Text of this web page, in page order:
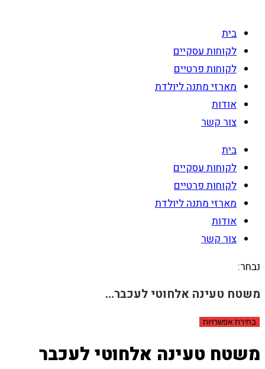
בית
לקוחות עסקיים
לקוחות פרטיים
מארזי מתנה ליולדת
אודות
צור קשר
בית
לקוחות עסקיים
לקוחות פרטיים
מארזי מתנה ליולדת
אודות
צור קשר
נבחר:
משטח טעינה אלחוטי לעכבר…
בחירת אפשרויות
משטח טעינה אלחוטי לעכבר